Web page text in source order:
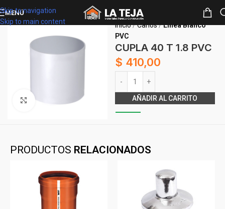
Skip to navigation
Skip to main content
MENÚ
Clickee para agrandar
Inicio Caños Línea Blanco
PVC
CUPLA 40 T 1.8 PVC
$ 410,00
AÑADIR AL CARRITO
PRODUCTOS RELACIONADOS